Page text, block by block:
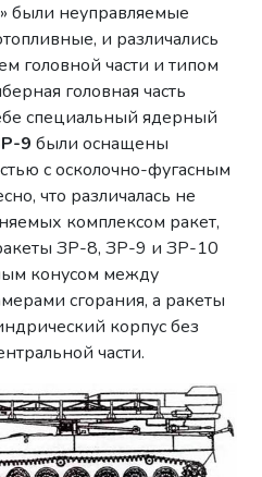
были неуправляемые
и различались
головной части и типом
головная часть
специальный ядерный
9 были оснащены
с осколочно-фугасным
что различалась не
комплексом ракет,
ЗР-8, ЗР-9 и ЗР-10
конусом между
сгорания, а ракеты
корпус без
части.